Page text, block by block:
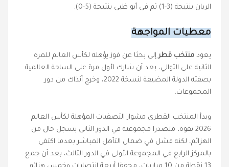
الريان بنتيجة (3-1) ثم في أبو ظبي بنتيجة (5-0).
معطيات المواجهة
يعود منتخب قطرإلى بحثا عن فوز يؤهله لكأس العالم للمرة
الثانية على التوالي، بعد أن شارك لأول مرة على الساحة العالمية
بصفته الدولة المضيفة لنسخة 2022، وخرج آنذاك من دور
المجموعات.
وبدأ المنتخب القطري مشوار التصفيات المؤهلة لكأس العالم
2026 بقوة، متصدرا مجموعته في الدور الثاني بسجل خال من
الهزائم، لكنه فشل في ضمان التأهل المباشر بعدما اكتفى
بالمركز الرابع في المجموعة الأولى في الدور الثالث، بعد أن جمع